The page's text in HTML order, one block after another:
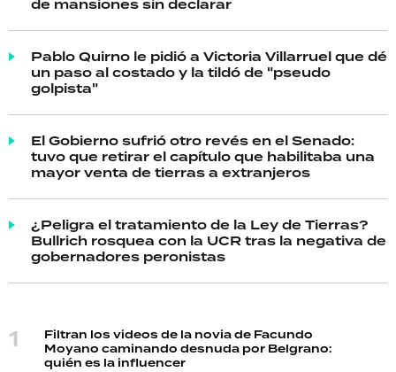
de mansiones sin declarar
Pablo Quirno le pidió a Victoria Villarruel que dé
un paso al costado y la tildó de "pseudo
golpista"
El Gobierno sufrió otro revés en el Senado:
tuvo que retirar el capítulo que habilitaba una
mayor venta de tierras a extranjeros
¿Peligra el tratamiento de la Ley de Tierras?
Bullrich rosquea con la UCR tras la negativa de
gobernadores peronistas
Filtran los videos de la novia de Facundo
Moyano caminando desnuda por Belgrano:
quién es la influencer